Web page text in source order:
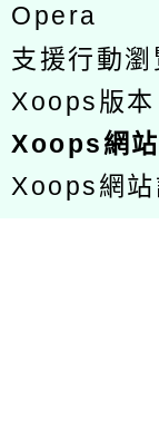
Opera
支援行動瀏
Xoops版本
Xoops網
Xoops網